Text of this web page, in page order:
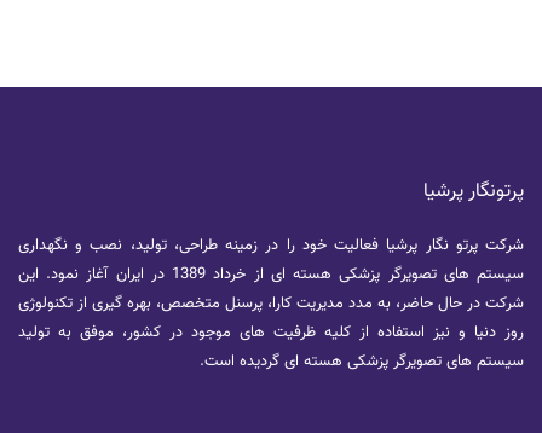
پرتونگار پرشیا
شرکت پرتو نگار پرشیا فعالیت خود را در زمینه طراحی، تولید، نصب و نگهداری
سیستم های تصویرگر پزشکی هسته ای از خرداد 1389 در ایران آغاز نمود. این
شرکت در حال حاضر، به مدد مدیریت کارا، پرسنل متخصص، بهره گیری از تکنولوژی
روز دنیا و نیز استفاده از کلیه ظرفیت های موجود در کشور، موفق به تولید
سیستم های تصویرگر پزشکی هسته ای گردیده است.